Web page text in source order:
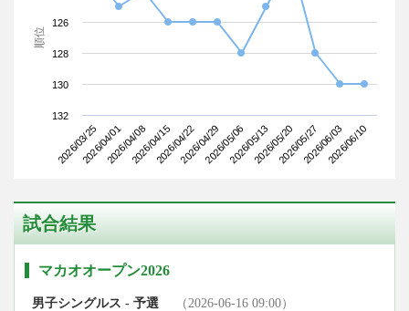
順位
2026/03/252026/04/012026/04/082026/04/152026/04/222026/04/292026/05/062026/05/132026/05/202026/05/272026/06/032026/06/10
126
128
130
132
試合結果
マカオオープン2026
男子シングルス - 予選 （2026-06-16 09:00）